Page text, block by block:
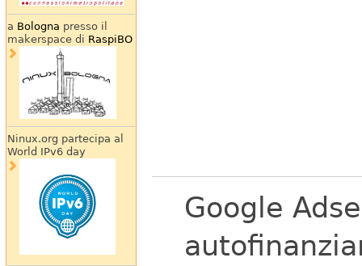
a Bologna presso il
makerspace di RaspiBO
Ninux.org partecipa al
World IPv6 day
Google